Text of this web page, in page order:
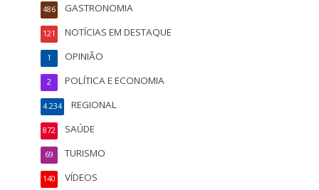
GASTRONOMIA
486
NOTÍCIAS EM DESTAQUE
121
OPINIÃO
1
POLÍTICA E ECONOMIA
2
REGIONAL
4.234
SAÚDE
872
TURISMO
69
VÍDEOS
140